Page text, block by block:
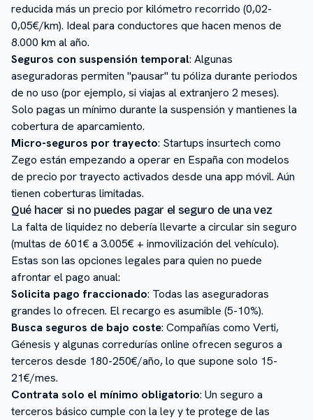
reducida más un precio por kilómetro recorrido (0,02-
0,05€/km). Ideal para conductores que hacen menos de
8.000 km al año.
Seguros con suspensión temporal: Algunas
aseguradoras permiten "pausar" tu póliza durante periodos
de no uso (por ejemplo, si viajas al extranjero 2 meses).
Solo pagas un mínimo durante la suspensión y mantienes la
cobertura de aparcamiento.
Micro-seguros por trayecto: Startups insurtech como
Zego están empezando a operar en España con modelos
de precio por trayecto activados desde una app móvil. Aún
tienen coberturas limitadas.
Qué hacer si no puedes pagar el seguro de una vez
La falta de liquidez no debería llevarte a circular sin seguro
(multas de 601€ a 3.005€ + inmovilización del vehículo).
Estas son las opciones legales para quien no puede
afrontar el pago anual:
Solicita pago fraccionado: Todas las aseguradoras
grandes lo ofrecen. El recargo es asumible (5-10%).
Busca seguros de bajo coste: Compañías como Verti,
Génesis y algunas corredurías online ofrecen seguros a
terceros desde 180-250€/año, lo que supone solo 15-
21€/mes.
Contrata solo el mínimo obligatorio: Un seguro a
terceros básico cumple con la ley y te protege de las